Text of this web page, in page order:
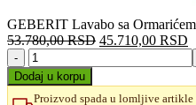
GEBERIT Lavabo sa
53.780,00RSD Originalna
je
bila:
45.710,00 RSD
GEBERIT
Lavabo
sa
Dodaj u korpu
Proizvod spada u lomljive artikle